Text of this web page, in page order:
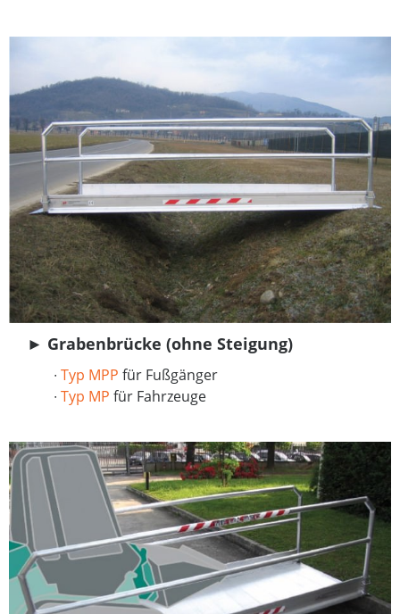
► Grabenbrücke (ohne Steigung)
∙ Typ MPP für Fußgänger
∙ Typ MP für Fahrzeuge